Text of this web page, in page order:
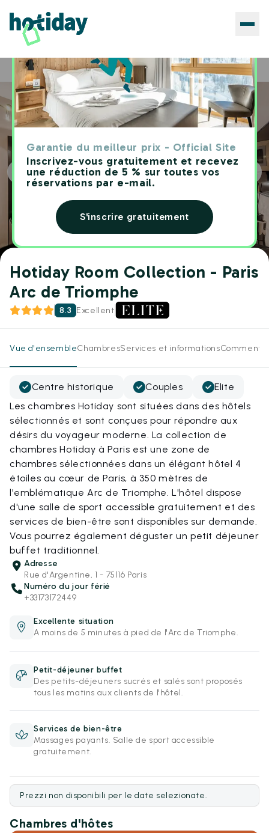
Garantie du meilleur prix - Official Site
Inscrivez-vous gratuitement et recevez
une réduction de 5 % sur toutes vos
réservations par e-mail.
S'inscrire gratuitement
Home Hôtels Hotiday Room Collection - Paris Arc de Triomphe
Hotiday Room Collection - Paris
Arc de Triomphe
8.3 Excellent
Vue d'ensembleChambresServices et informations
Centre historique Couples
Elite
Les chambres Hotiday sont situées dans des hôtels
sélectionnés et sont conçues pour répondre aux
désirs du voyageur moderne. La collection de
chambres Hotiday à Paris est une zone de
chambres sélectionnées dans un élégant hôtel 4
étoiles au cœur de Paris, à 350 mètres de
l'emblématique Arc de Triomphe. L'hôtel dispose
d'une salle de sport accessible gratuitement et des
services de bien-être sont disponibles sur demande.
Vous pourrez également déguster un petit déjeuner
buffet traditionnel.
Adresse
Rue d'Argentine, 1 - 75116 Paris
Numéro du jour férié
+33173172449
Excellente situation
A moins de 5 minutes à pied de l'Arc de Triomphe.
Petit-déjeuner buffet
Des petits-déjeuners sucrés et salés sont proposés
tous les matins aux clients de l'hôtel.
Services de bien-être
Massages payants. Salle de sport accessible
gratuitement.
Prezzi non disponibili per le date selezionate.
Chambres d'hôtes